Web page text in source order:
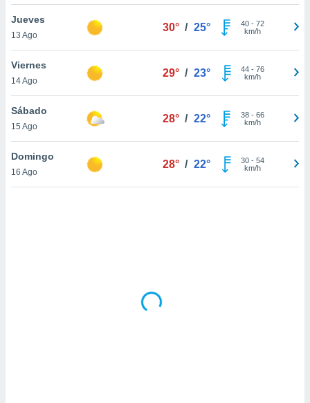
sitio
En
sean
el sitio
ni para
o
Jueves
13 Ago
30° / 25° 40- 72
km/h
Viernes
14 Ago
29° / 23° 44- 76
km/h
Sábado
15 Ago
28° / 22° 38- 66
km/h
Domingo
16 Ago
28° / 22° 30- 54
km/h